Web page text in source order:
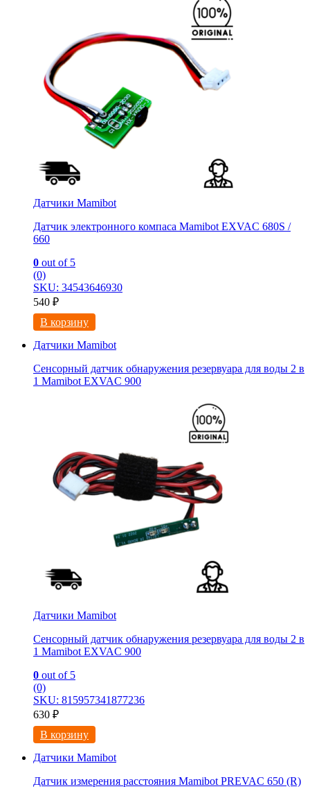
Датчики Mamibot
Датчик электронного компаса Mamibot EXVAC 680S /
660
0 out of 5
(0)
SKU: 34543646930
540 ₽
В корзину
Датчики Mamibot
Сенсорный датчик обнаружения резервуара для воды 2 в
1 Mamibot EXVAC 900
Датчики Mamibot
Сенсорный датчик обнаружения резервуара для воды 2 в
1 Mamibot EXVAC 900
0 out of 5
(0)
SKU: 815957341877236
630 ₽
В корзину
Датчики Mamibot
Датчик измерения расстояния Mamibot PREVAC 650 (R)